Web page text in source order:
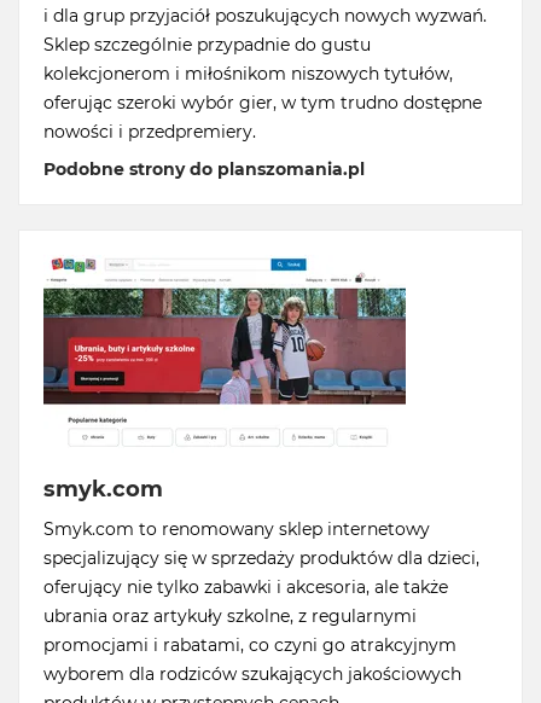
i dla grup przyjaciół poszukujących nowych wyzwań.
Sklep szczególnie przypadnie do gustu
kolekcjonerom i miłośnikom niszowych tytułów,
oferując szeroki wybór gier, w tym trudno dostępne
nowości i przedpremiery.
Podobne strony do planszomania.pl
smyk.com
Smyk.com to renomowany sklep internetowy
specjalizujący się w sprzedaży produktów dla dzieci,
oferujący nie tylko zabawki i akcesoria, ale także
ubrania oraz artykuły szkolne, z regularnymi
promocjami i rabatami, co czyni go atrakcyjnym
wyborem dla rodziców szukających jakościowych